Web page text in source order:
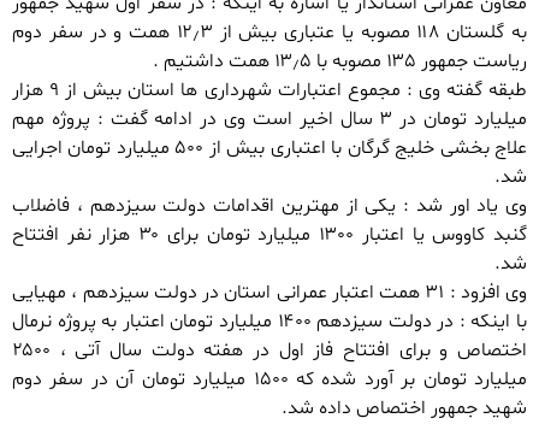
به گلستان ۱۱۸ مصوبه یا عتباری بیش از ۱۲٫۳ همت و در سفر دوم
ریاست جمهور ۱۳۵ مصوبه با ۱۳٫۵ همت داشتیم .
طبقه گفته وی : مجموع اعتبارات شهرداری ها استان بیش از ۹ هزار
میلیارد تومان در ۳ سال اخیر است وی در ادامه گفت : پروژه مهم
علاج بخشی خلیج گرگان با اعتباری بیش از ۵۰۰ میلیارد تومان اجرایی
شد.
وی یاد اور شد : یکی از مهترین اقدامات دولت سیزدهم ، فاضلاب
گنبد کاووس یا اعتبار ۱۳۰۰ میلیارد تومان برای ۳۰ هزار نفر افتتاح
شد.
وی افزود : ۳۱ همت اعتبار عمرانی استان در دولت سیزدهم ، مهیایی
با اینکه : در دولت سیزدهم ۱۴۰۰ میلیارد تومان اعتبار به پروژه نرمال
اختصاص و برای افتتاح فاز اول در هفته دولت سال آتی ، ۲۵۰۰
میلیارد تومان بر آورد شده که ۱۵۰۰ میلیارد تومان آن در سفر دوم
شهید جمهور اختصاص داده شد.